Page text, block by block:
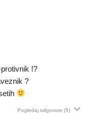
!?
?
Pogledaj odgovore (5)